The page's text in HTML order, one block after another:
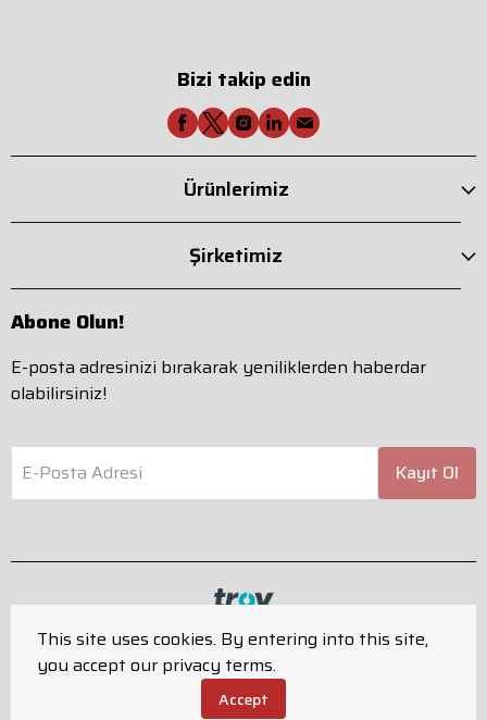
This site uses cookies. By entering into this site,
you accept our privacy terms.
Accept
Bizi takip edin
Ürünlerimiz
Şirketimiz
Abone Olun!
E-posta adresinizi bırakarak yeniliklerden haberdar
olabilirsiniz!
E-Posta Adresi Kayıt Ol
Tüm hakları saklıdır.
Powered by